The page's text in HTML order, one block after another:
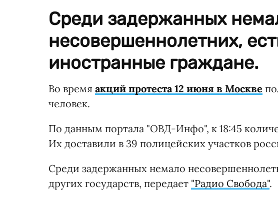
Среди задержанных
несовершеннолетних,
иностранные граждане.
Во время акций протеста 12 июня в Москве
человек.
По данным портала "ОВД-Инфо", к 18:45
Их доставили в 39 полицейских участков
Среди задержанных немало
других государств, передает "Радио Свобода".